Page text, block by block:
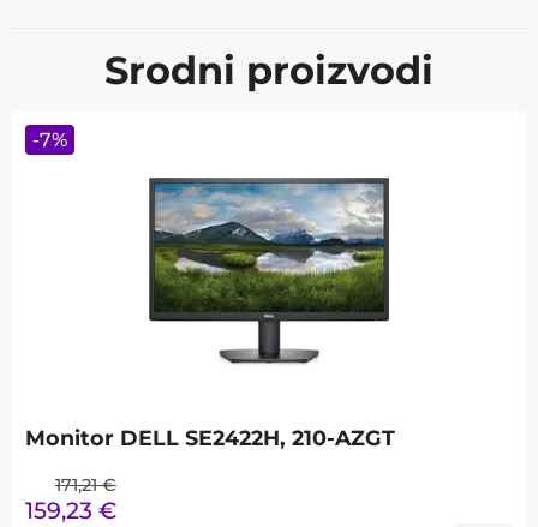
Srodni proizvodi
Monitor DELL SE2422H, 210-AZGT
171,21 €
159,23 €
-7%